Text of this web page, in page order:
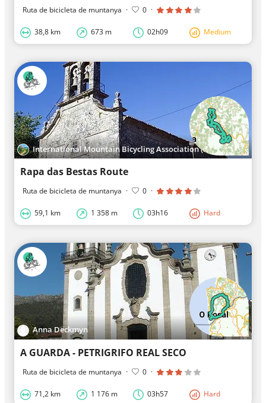
Ruta de bicicleta de muntanya · 0 ·
38,8 km 673 m 02h09 Medium
International Mountain Bicycling Association (Spain)
Rapa das Bestas Route
Ruta de bicicleta de muntanya · 0 ·
59,1 km 1 358 m 03h16 Hard
Anna Deckmyn
A GUARDA - PETRIGRIFO REAL SECO
Ruta de bicicleta de muntanya · 0 ·
71,2 km 1 176 m 03h57 Hard